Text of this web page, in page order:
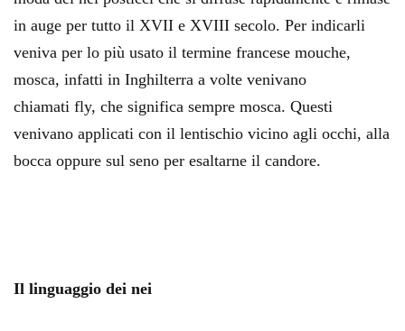
in auge per tutto il XVII e XVIII secolo. Per indicarli
veniva per lo più usato il termine francese mouche,
mosca, infatti in Inghilterra a volte venivano
chiamati fly, che significa sempre mosca. Questi
venivano applicati con il lentischio vicino agli occhi, alla
bocca oppure sul seno per esaltarne il candore.
Il linguaggio dei nei